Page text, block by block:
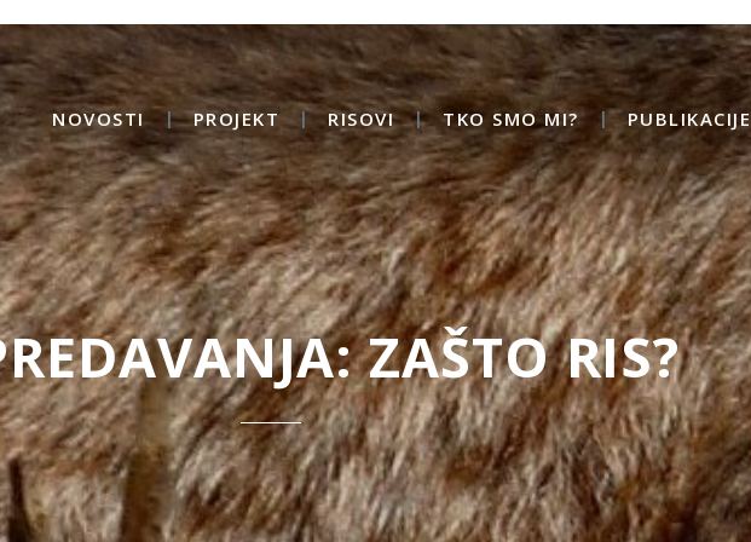
NOVOSTI PROJEKT RISOVI TKO SMO MI? PUBLIKACIJE
ZAŠTO RIS?